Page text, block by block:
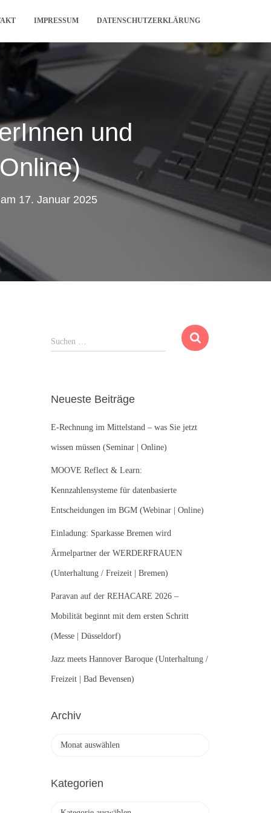
IMPRESSUM DATENSCHUTZERKLÄRUNG
und
am 17. Januar 2025
u
n
a
:
Suchen …
Neueste Beiträge
E-Rechnung im Mittelstand – was Sie jetzt
wissen müssen (Seminar | Online)
MOOVE Reflect & Learn:
Kennzahlensysteme für datenbasierte
Entscheidungen im BGM (Webinar | Online)
Einladung: Sparkasse Bremen wird
Ärmelpartner der WERDERFRAUEN
(Unterhaltung / Freizeit | Bremen)
Paravan auf der REHACARE 2026 –
Mobilität beginnt mit dem ersten Schritt
(Messe | Düsseldorf)
Jazz meets Hannover Baroque (Unterhaltung /
Freizeit | Bad Bevensen)
Archiv
h
Kategorien